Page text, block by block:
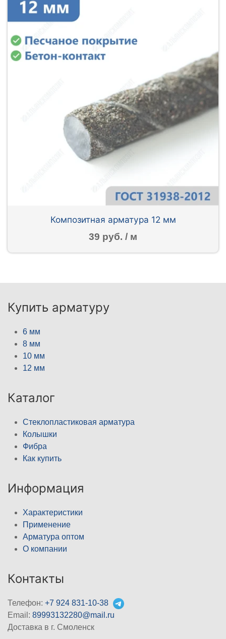
Композитная арматура 12 мм
39 руб. / м
Купить арматуру
6 мм
8 мм
10 мм
12 мм
Каталог
Стеклопластиковая арматура
Колышки
Фибра
Как купить
Информация
Характеристики
Применение
Арматура оптом
О компании
Контакты
Телефон: +7 924 831-10-38
Email: 89993132280@mail.ru
Доставка в г. Смоленск